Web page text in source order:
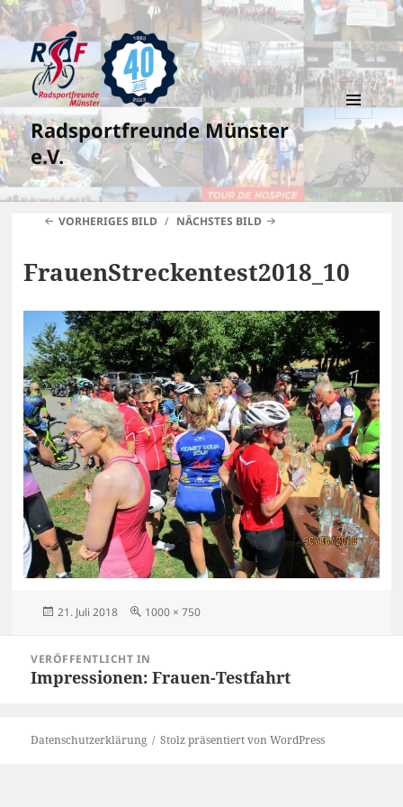
Radsportfreunde Münster
e.V.
MENÜ
UND
WIDGETS
VORHERIGES BILD NÄCHSTES BILD
FrauenStreckentest2018_10
Veröffentlicht
21. Juli 2018 Originalgröße
1000 × 750
VERÖFFENTLICHT IN
Impressionen: Frauen-Testfahrt
Datenschutzerklärung Stolz präsentiert von WordPress